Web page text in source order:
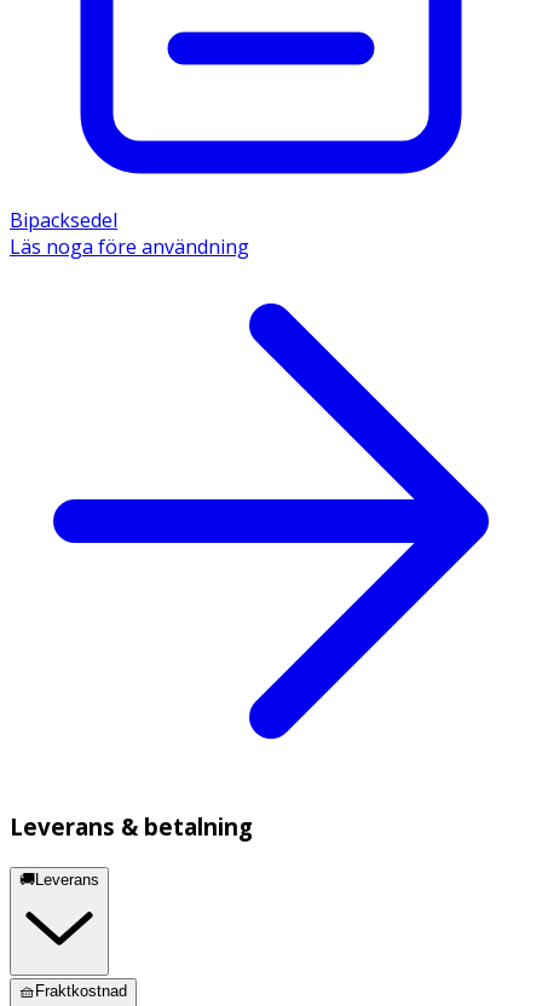
Bipacksedel
Läs noga före användning
Leverans & betalning
🚚Leverans
🧺Fraktkostnad